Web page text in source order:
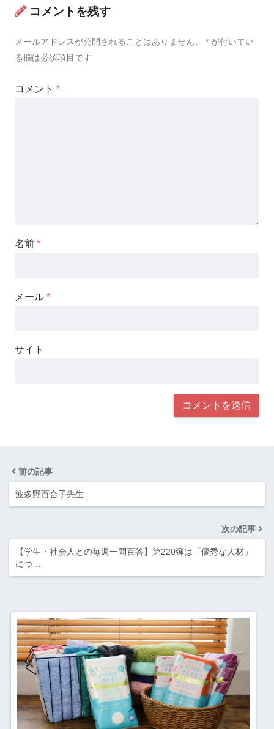
コメントを残す
メールアドレスが公開されることはありません。 * が付いてい
る欄は必須項目です
コメント *
名前 *
メール *
サイト
前の記事
波多野百合子先生
次の記事
【学生・社会人との毎週一問百答】第220弾は「優秀な人材」
につ…